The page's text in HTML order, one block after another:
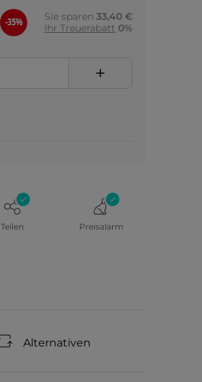
-35% Sie sparen 33,40 €
Ihr Treuerabatt 0%
Teilen Preisalarm
Alternativen